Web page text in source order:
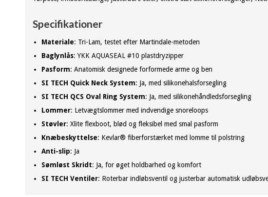
Specifikationer
Materiale: Tri-Lam, testet efter Martindale-metoden
Baglynlås: YKK AQUASEAL #10 plastdryzipper
Pasform: Anatomisk designede forformede arme og ben
SI TECH Quick Neck System: Ja, med silikonehalsforsegling
SI TECH QCS Oval Ring System: Ja, med silikonehåndledsforsegling
Lommer: Letvægtslommer med indvendige snoreloops
Støvler: Xlite flexboot, blød og fleksibel med smal pasform
Knæbeskyttelse: Kevlar® fiberforstærket med lomme til polstring
Anti-slip: Ja
Sømløst Skridt: Ja, for øget holdbarhed og komfort
SI TECH Ventiler: Roterbar indløbsventil og justerbar automatisk